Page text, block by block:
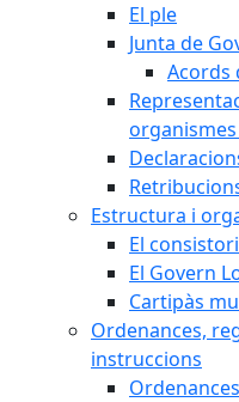
El ple
Junta de
Acords
Estructura i
El
El Govern
Cartipàs
Ordenances,
instruccions